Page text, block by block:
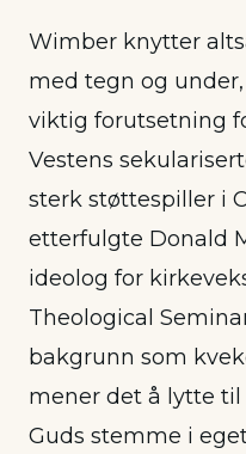
Wimber knytter
med tegn og
viktig forutsetning
Vestens
sterk støttespiller i
etterfulgte Donald
ideolog for
Theological
bakgrunn som
mener det å lytte
Guds stemme i